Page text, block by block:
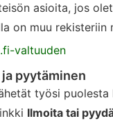
asioita, jos
on muu
valtuuden
pyytäminen
työsi
Ilmoita tai